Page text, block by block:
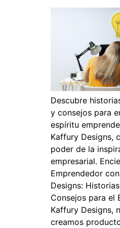
Descubre
y consejos para
espíritu
Kaffury Designs,
poder de la
empresarial.
Emprendedor
Designs:
Consejos para el
Kaffury Designs,
creamos